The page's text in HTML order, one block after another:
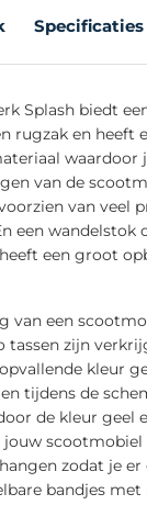
Specificaties
Splash biedt
rugzak en heeft
waardoor
van de
van veel
een
een groot
van een
tassen zijn
kleur
tijdens de
de kleur geel
zodat je
bandjes met